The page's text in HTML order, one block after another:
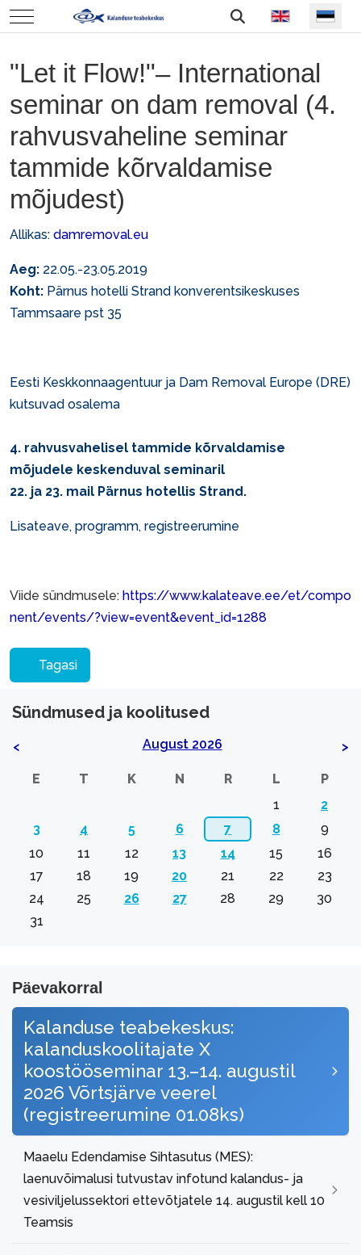
Mobile Menu Toggle Vali keel
"Let it Flow!"– International
seminar on dam removal (4.
rahvusvaheline seminar
tammide kõrvaldamise
mõjudest)
Allikas: damremoval.eu
Aeg: 22.05.-23.05.2019
Koht: Pärnus hotelli Strand konverentsikeskuses
Tammsaare pst 35
Eesti Keskkonnaagentuur ja Dam Removal Europe (DRE)
kutsuvad osalema
4. rahvusvahelisel tammide kõrvaldamise
mõjudele keskenduval seminaril
22. ja 23. mail Pärnus hotellis Strand.
Lisateave, programm, registreerumine
Viide sündmusele: https://www.kalateave.ee/et/compo
nent/events/?view=event&event_id=1288
Tagasi
Sündmused ja koolitused
< August 2026 >
E T K N R L
P
1
2
3
4 5 6 7 8
9
10
11 12 13 14 15
16
17
18 19 20 21 22
23
24
25 26 27 28 29
30
31
Päevakorral
Kalanduse teabekeskus:
kalanduskoolitajate X
koostööseminar 13.–14. augustil
2026 Võrtsjärve veerel
(registreerumine 01.08ks)
Maaelu Edendamise Sihtasutus (MES):
laenuvõimalusi tutvustav infotund kalandus- ja
vesiviljelussektori ettevõtjatele 14. augustil kell 10
Teamsis